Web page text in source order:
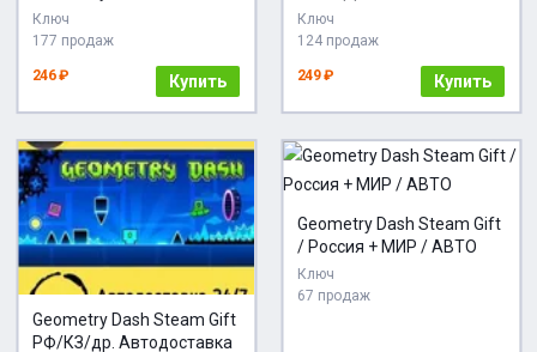
Ключ
177 продаж
246 ₽ Купить
Ключ
124 продаж
249 ₽ Купить
Geometry Dash Steam Gift
РФ/КЗ/др. Автодоставка
Geometry Dash Steam Gift
/ Россия + МИР / АВТО
Ключ
67 продаж